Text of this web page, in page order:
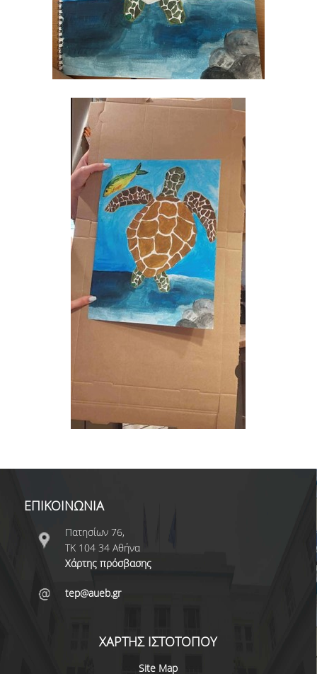
ΕΠΙΚΟΙΝΩΝΙΑ
Πατησίων 76,
ΤΚ 104 34 Αθήνα
Χάρτης πρόσβασης
tep@aueb.gr
ΧΑΡΤΗΣ ΙΣΤΟΤΟΠΟΥ
Site Map